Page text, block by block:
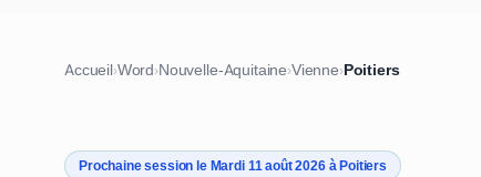
Accueil›Word›Nouvelle-Aquitaine›Vienne›Poitiers
Prochaine session le Mardi 11 août 2026 à Poitiers